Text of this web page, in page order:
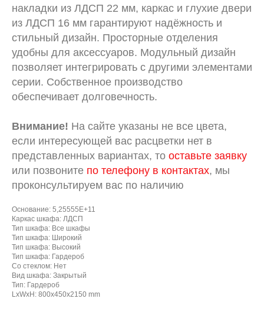
накладки из ЛДСП 22 мм, каркас и глухие двери
из ЛДСП 16 мм гарантируют надёжность и
стильный дизайн. Просторные отделения
удобны для аксессуаров. Модульный дизайн
позволяет интегрировать с другими элементами
серии. Собственное производство
обеспечивает долговечность.
Внимание! На сайте указаны не все цвета,
если интересующей вас расцветки нет в
представленных вариантах, то оставьте заявку
или позвоните по телефону в контактах, мы
проконсультируем вас по наличию
Основание: 5,25555E+11
Каркас шкафа: ЛДСП
Тип шкафа: Все шкафы
Тип шкафа: Широкий
Тип шкафа: Высокий
Тип шкафа: Гардероб
Со стеклом: Нет
Вид шкафа: Закрытый
Тип: Гардероб
LxWxH: 800x450x2150 mm